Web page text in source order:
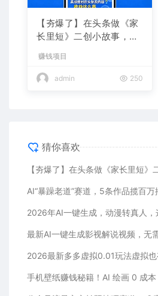
【夯爆了】在头条做《家
长里短》二创小故事，这
赚钱项目
admin 250
猜你喜欢
手机壁纸赚钱秘籍！AI 绘画 0 成